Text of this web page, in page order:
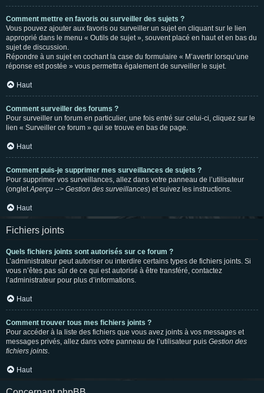
Comment mettre en favoris ou surveiller des sujets ?
Vous pouvez ajouter aux favoris ou surveiller un sujet en cliquant sur le lien
approprié dans le menu « Outils de sujet », souvent placé en haut et en bas du
sujet de discussion.
Répondre à un sujet en cochant la case du formulaire « M’avertir lorsqu’une
réponse est postée » vous permettra également de surveiller le sujet.
Haut
Comment surveiller des forums ?
Pour surveiller un forum en particulier, une fois entré sur celui-ci, cliquez sur le
lien « Surveiller ce forum » qui se trouve en bas de page.
Haut
Comment puis-je supprimer mes surveillances de sujets ?
Pour supprimer vos surveillances, allez dans votre panneau de l’utilisateur
(ongletAperçu --> Gestion des surveillances) et suivez les instructions.
Haut
Fichiers joints
Quels fichiers joints sont autorisés sur ce forum ?
L’administrateur peut autoriser ou interdire certains types de fichiers joints. Si
vous n’êtes pas sûr de ce qui est autorisé à être transféré, contactez
l’administrateur pour plus d’informations.
Haut
Comment trouver tous mes fichiers joints ?
Pour accéder à la liste des fichiers que vous avez joints à vos messages et
messages privés, allez dans votre panneau de l’utilisateur puis Gestion des
fichiers joints.
Haut